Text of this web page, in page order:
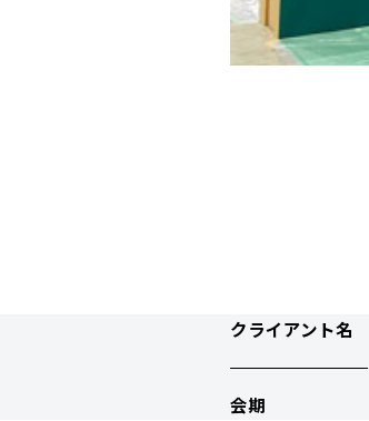
クライアント名
会期